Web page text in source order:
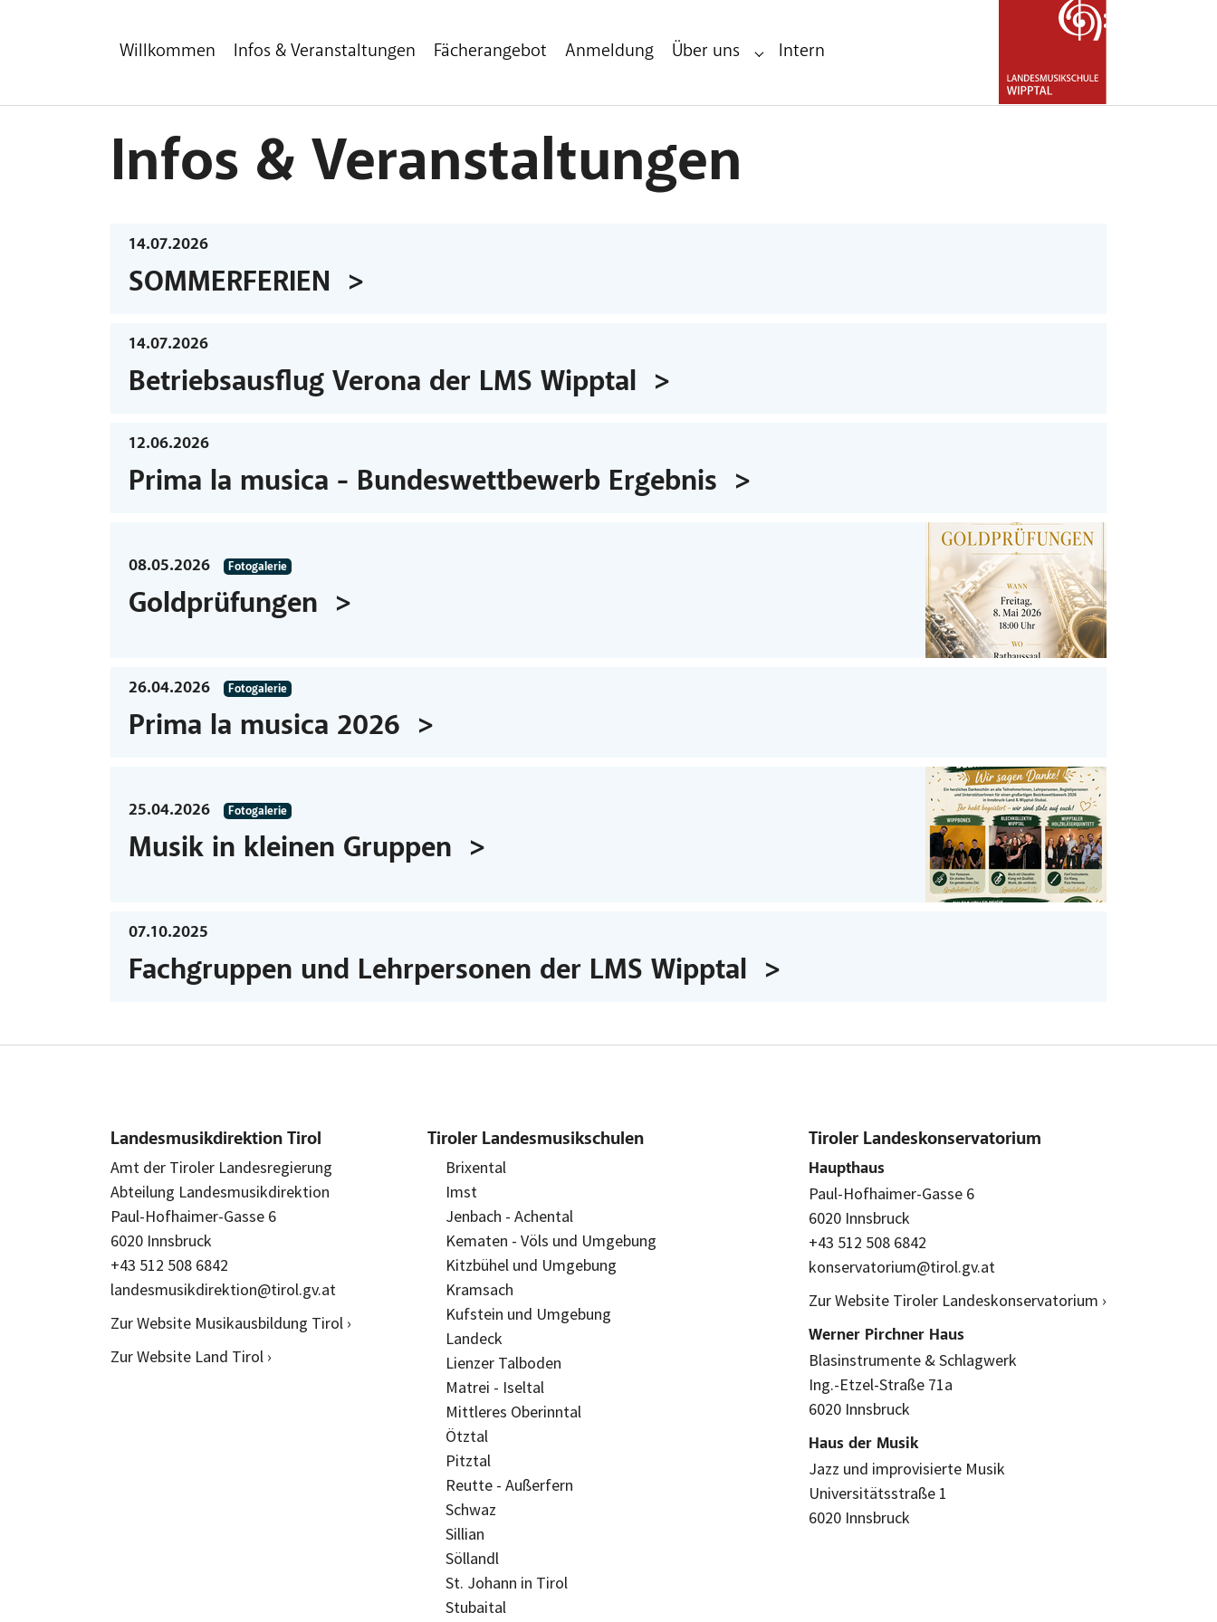
Willkommen Infos & Veranstaltungen Fächerangebot Anmeldung Über uns Submenu for "Über uns"
Intern
Infos & Veranstaltungen
14.07.2026
SOMMERFERIEN
14.07.2026
Betriebsausflug Verona der LMS Wipptal
12.06.2026
Prima la musica - Bundeswettbewerb Ergebnis
08.05.2026 Fotogalerie
Goldprüfungen
26.04.2026 Fotogalerie
Prima la musica 2026
25.04.2026 Fotogalerie
Musik in kleinen Gruppen
07.10.2025
Fachgruppen und Lehrpersonen der LMS Wipptal
Landesmusikdirektion Tirol
Amt der Tiroler Landesregierung
Abteilung Landesmusikdirektion
Paul-Hofhaimer-Gasse 6
6020 Innsbruck
+43 512 508 6842
landesmusikdirektion@tirol.gv.at
Zur Website Musikausbildung Tirol ›
Zur Website Land Tirol ›
Tiroler Landesmusikschulen
Brixental
Imst
Jenbach - Achental
Kematen - Völs und Umgebung
Kitzbühel und Umgebung
Kramsach
Kufstein und Umgebung
Landeck
Lienzer Talboden
Matrei - Iseltal
Mittleres Oberinntal
Ötztal
Pitztal
Reutte - Außerfern
Schwaz
Sillian
Söllandl
St. Johann in Tirol
Stubaital
Tiroler Landeskonservatorium
Haupthaus
Paul-Hofhaimer-Gasse 6
6020 Innsbruck
+43 512 508 6842
konservatorium@tirol.gv.at
Zur Website Tiroler Landeskonservatorium ›
Werner Pirchner Haus
Blasinstrumente & Schlagwerk
Ing.-Etzel-Straße 71a
6020 Innsbruck
Haus der Musik
Jazz und improvisierte Musik
Universitätsstraße 1
6020 Innsbruck